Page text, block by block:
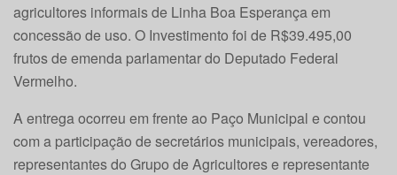
agricultores informais de Linha Boa Esperança em
concessão de uso. O Investimento foi de R$39.495,00
frutos de emenda parlamentar do Deputado Federal
Vermelho.
A entrega ocorreu em frente ao Paço Municipal e contou
com a participação de secretários municipais, vereadores,
representantes do Grupo de Agricultores e representante